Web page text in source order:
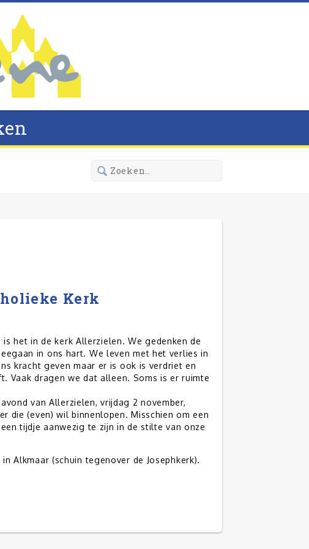
Kerk
het in de kerk Allerzielen. We gedenken de
in ons hart. We leven met het verlies in
kracht geven maar er is ook is verdriet en
Vaak dragen we dat alleen. Soms is er ruimte
van Allerzielen, vrijdag 2 november,
die (even) wil binnenlopen. Misschien om een
tijdje aanwezig te zijn in de stilte van onze
Alkmaar (schuin tegenover de Josephkerk).